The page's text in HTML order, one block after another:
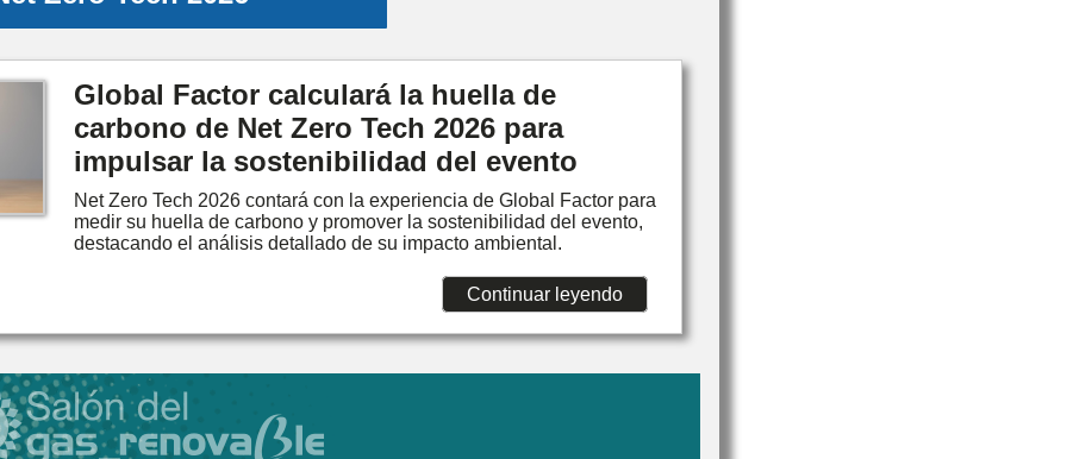
Global Factor calculará la huella de
carbono de Net Zero Tech 2026 para
impulsar la sostenibilidad del evento
Net Zero Tech 2026 contará con la experiencia de Global Factor para
medir su huella de carbono y promover la sostenibilidad del evento,
destacando el análisis detallado de su impacto ambiental.
Continuar leyendo